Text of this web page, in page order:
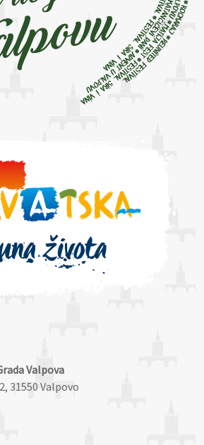
Valpova
31550 Valpovo